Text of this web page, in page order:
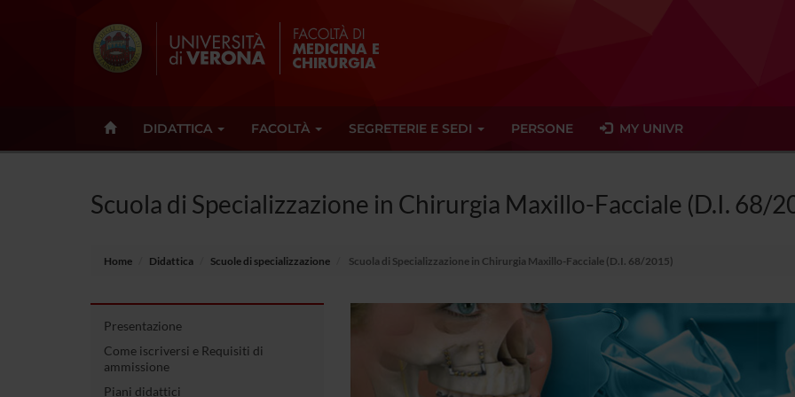
DIDATTICA FACOLTÀ SEGRETERIE E SEDI PERSONE MY UNIVR
Scuola di Specializzazione in Chirurgia Maxillo-Facciale (D.I. 68/
Home Didattica Scuole di specializzazione Scuola di Specializzazione in Chirurgia Maxillo-Facciale (D.I. 68/2015)
Presentazione
Come iscriversi e Requisiti di
ammissione
Piani didattici